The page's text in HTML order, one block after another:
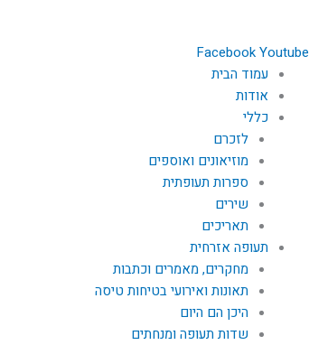
FacebookYoutube
עמוד הבית
אודות
כללי
לזכרם
מוזיאונים ואוספים
ספרות תעופתית
שירים
תאריכים
תעופה אזרחית
מחקרים, מאמרים וכתבות
תאונות ואירועי בטיחות טיסה
היכן הם היום
שדות תעופה ומנחתים